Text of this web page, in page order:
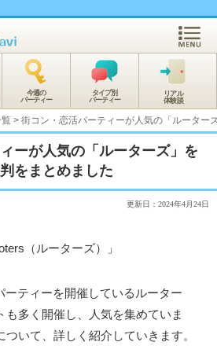
今週の
パーティー
タイプ別
パーティー
リアル
体験談
覧 > 街コン・恋活パーティーが人気の「ルーター
ーが人気の「ルーターズ」を
をまとめました
更新日：2024年4月24日
ーティーを開催しているルーター
も多く開催し、人気を集めていま
いて、詳しく紹介していきます。